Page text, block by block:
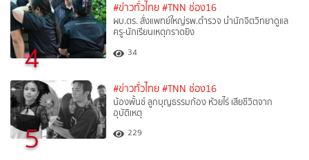
4
#ข่าวทั่วไทย #TNN ช่อง16
ผบ.ตร. สั่งแพทย์ใหญ่รพ.ตำรวจ นำนักจิตวิทยาดูแล
ครู-นักเรียนเหตุกราดยิง
34
5
#ข่าวทั่วไทย #TNN ช่อง16
น้องพั้นช์ ลูกบุญธรรมก้อง ห้วยไร่ เสียชีวิตจาก
อุบัติเหตุ
229